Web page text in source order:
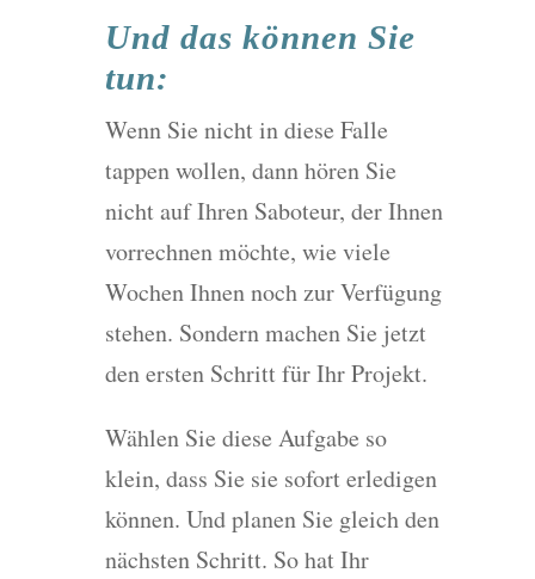
Und das können Sie
tun:
Wenn Sie nicht in diese Falle
tappen wollen, dann hören Sie
nicht auf Ihren Saboteur, der Ihnen
vorrechnen möchte, wie viele
Wochen Ihnen noch zur Verfügung
stehen. Sondern machen Sie jetzt
den ersten Schritt für Ihr Projekt.
Wählen Sie diese Aufgabe so
klein, dass Sie sie sofort erledigen
können. Und planen Sie gleich den
nächsten Schritt. So hat Ihr